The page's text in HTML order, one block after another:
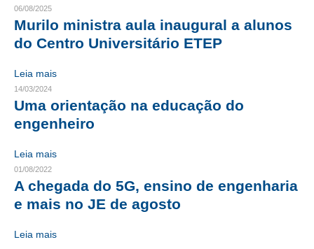
LIVRO GESTÃO 2026-2029
ORGANOGRAMA
CRESCE BRASIL
CONSELHO TECNOLÓGICO
COMPOSIÇÃO
CONSELHOS ASSESSORES
06/08/2025
Murilo ministra aula inaugural a alunos
do Centro Universitário ETEP
Leia mais
14/03/2024
Uma orientação na educação do
engenheiro
Leia mais
01/08/2022
A chegada do 5G, ensino de engenharia
e mais no JE de agosto
Leia mais